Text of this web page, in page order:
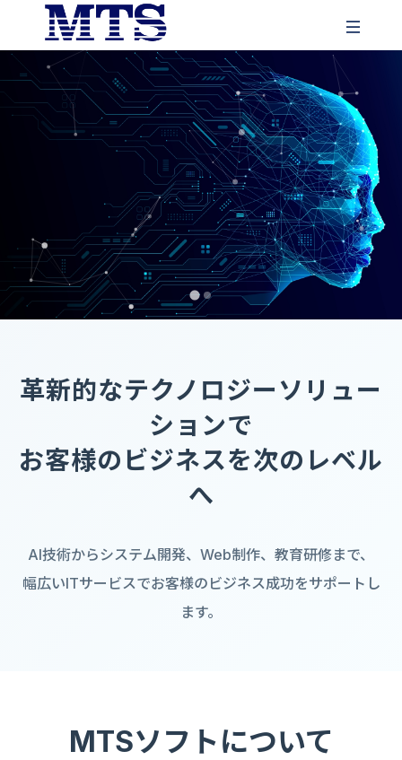
ホーム
会社概要
経営理念
楽活日本
TRAVELMAN
事業内容
AIソリューション事業
eSIM代理販売事業
採用情報
お問い合わせ
革新的なテクノロジーソリュー
ションで
お客様のビジネスを次のレベル
へ
AI技術からシステム開発、Web制作、教育研修まで、
幅広いITサービスでお客様のビジネス成功をサポートし
ます。
MTSソフトについて